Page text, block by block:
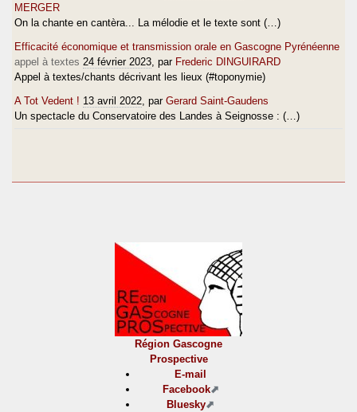
MERGER
On la chante en cantèra... La mélodie et le texte sont (…)
Efficacité économique et transmission orale en Gascogne Pyrénéenne
appel à textes 24 février 2023 , par Frederic DINGUIRARD
Appel à textes/chants décrivant les lieux (#toponymie)
A Tot Vedent ! 13 avril 2022 , par Gerard Saint-Gaudens
Un spectacle du Conservatoire des Landes à Seignosse : (…)
Région Gascogne
Prospective
E-mail
Facebook
Bluesky